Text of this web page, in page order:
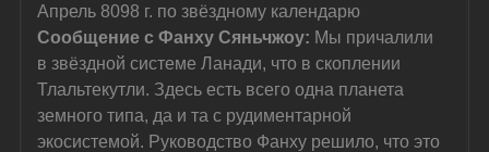
Апрель 8098 г. по звёздному календарю
Сообщение с Фанху Сяньчжоу: Мы причалили
в звёздной системе Ланади, что в скоплении
Тлальтекутли. Здесь есть всего одна планета
земного типа, да и та с рудиментарной
экосистемой. Руководство Фанху решило, что это